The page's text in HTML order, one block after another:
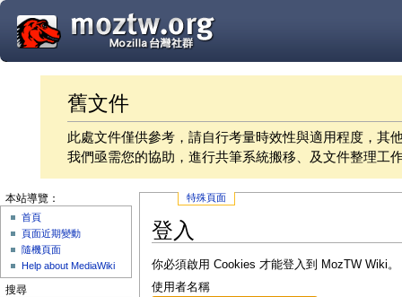
舊文件
此處文件僅供參考，請自行考量時效性與適用程度，其
我們亟需您的協助，進行共筆系統搬移、及文件整理工
特殊頁面
登入
你必須啟用 Cookies 才能登入到 MozTW Wiki。
使用者名稱
本站導覽：
首頁
頁面近期變動
隨機頁面
Help about MediaWiki
搜尋